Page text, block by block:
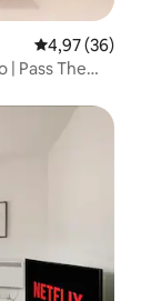
Évaluation
4,97 (36)
| Pass The